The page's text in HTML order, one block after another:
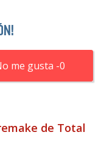
0
de Total